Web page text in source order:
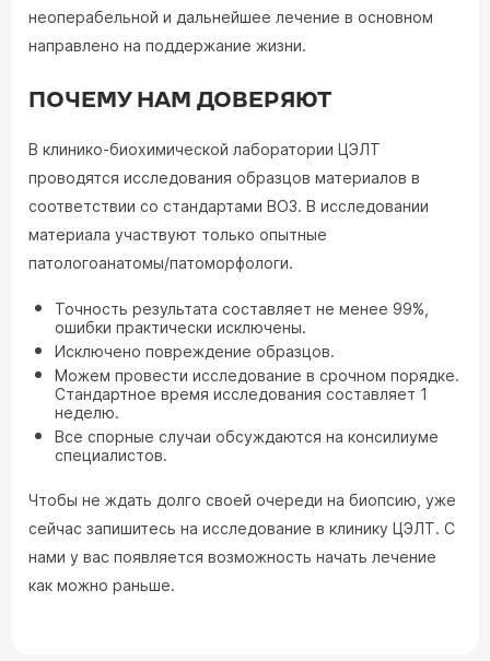
неоперабельной и дальнейшее лечение в основном
направлено на поддержание жизни.
ПОЧЕМУ НАМ ДОВЕРЯЮТ
В клинико-биохимической лаборатории ЦЭЛТ
проводятся исследования образцов материалов в
соответствии со стандартами ВОЗ. В исследовании
материала участвуют только опытные
патологоанатомы/патоморфологи.
Точность результата составляет не менее 99%,
ошибки практически исключены.
Исключено повреждение образцов.
Можем провести исследование в срочном порядке.
Стандартное время исследования составляет 1
неделю.
Все спорные случаи обсуждаются на консилиуме
специалистов.
Чтобы не ждать долго своей очереди на биопсию, уже
сейчас запишитесь на исследование в клинику ЦЭЛТ. С
нами у вас появляется возможность начать лечение
как можно раньше.